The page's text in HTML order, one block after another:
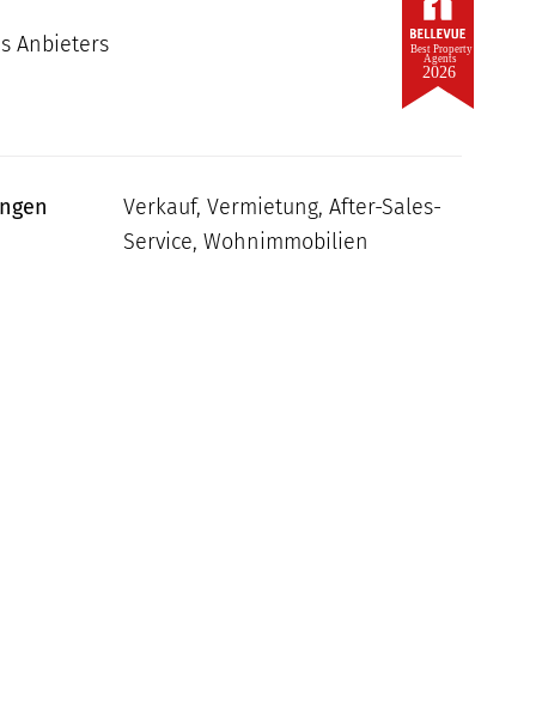
Anbieters
2026
Best Property
Agents
Verkauf, Vermietung, After-Sales-
Service, Wohnimmobilien